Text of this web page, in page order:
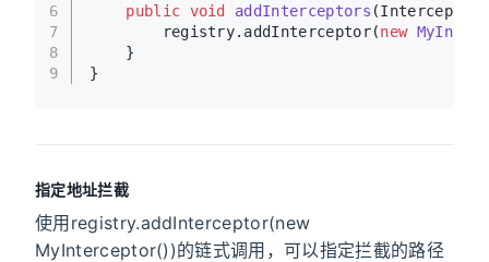
6
7
8
9
public void addInterceptors
        registry.addInterceptor(
new
    }
}
指定地址拦截
使用registry.addInterceptor(new
MyInterceptor())的链式调用，可以指定拦截的路径